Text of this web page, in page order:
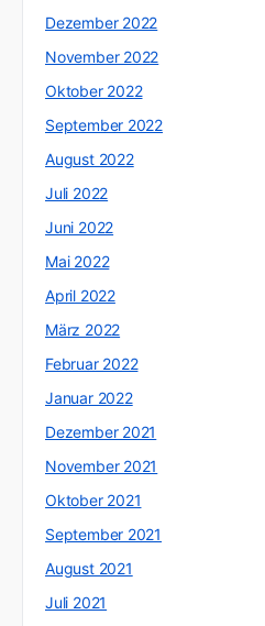
Dezember 2022
November 2022
Oktober 2022
September 2022
August 2022
Juli 2022
Juni 2022
Mai 2022
April 2022
März 2022
Februar 2022
Januar 2022
Dezember 2021
November 2021
Oktober 2021
September 2021
August 2021
Juli 2021